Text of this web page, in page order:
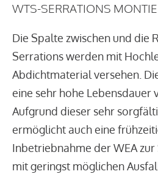
WTS-SERRATIONS
Die Spalte zwischen und die
Serrations werden mit
Abdichtmaterial versehen.
eine sehr hohe Lebensdauer
Aufgrund dieser sehr
ermöglicht auch eine
Inbetriebnahme der WEA
mit geringst möglichen